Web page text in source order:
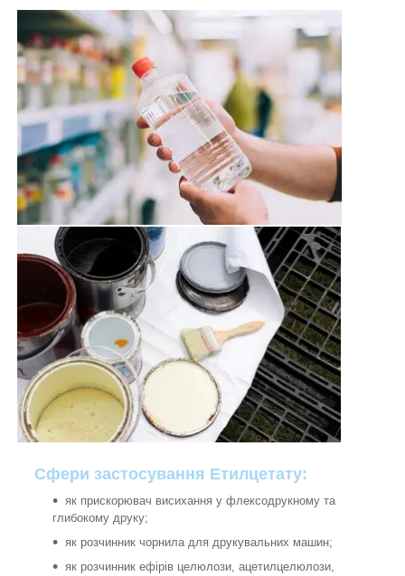
Сфери застосування Етилцетату:
як прискорювач висихання у флексодрукному та
глибокому друку;
як розчинник чорнила для друкувальних машин;
як розчинник ефірів целюлози, ацетилцелюлози,